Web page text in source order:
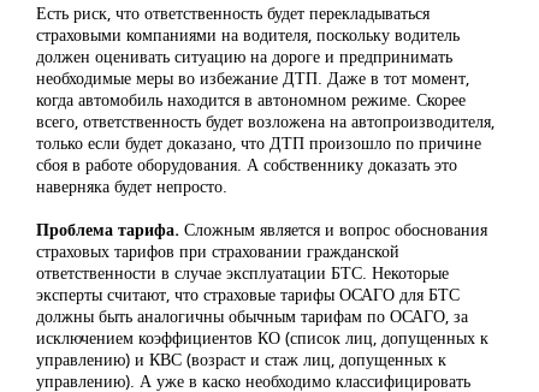
Есть риск, что ответственность будет перекладываться
страховыми компаниями на водителя, поскольку водитель
должен оценивать ситуацию на дороге и предпринимать
необходимые меры во избежание ДТП. Даже в тот момент,
когда автомобиль находится в автономном режиме. Скорее
всего, ответственность будет возложена на автопроизводителя,
только если будет доказано, что ДТП произошло по причине
сбоя в работе оборудования. А собственнику доказать это
наверняка будет непросто.
Проблема тарифа. Сложным является и вопрос обоснования
страховых тарифов при страховании гражданской
ответственности в случае эксплуатации БТС. Некоторые
эксперты считают, что страховые тарифы ОСАГО для БТС
должны быть аналогичны обычным тарифам по ОСАГО, за
исключением коэффициентов КО (список лиц, допущенных к
управлению) и КВС (возраст и стаж лиц, допущенных к
управлению). А уже в каско необходимо классифицировать